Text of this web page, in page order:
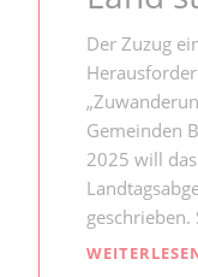
Der Zuzug
Gemeinden
2025 will